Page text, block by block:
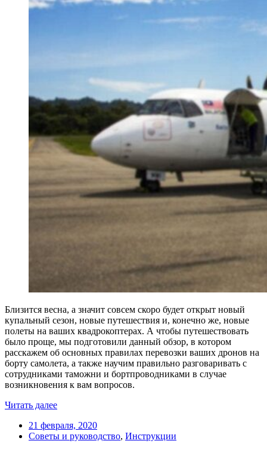
Близится весна, а значит совсем скоро будет открыт новый
купальный сезон, новые путешествия и, конечно же, новые
полеты на ваших квадрокоптерах. А чтобы путешествовать
было проще, мы подготовили данный обзор, в котором
расскажем об основных правилах перевозки ваших дронов на
борту самолета, а также научим правильно разговаривать с
сотрудниками таможни и бортпроводниками в случае
возникновения к вам вопросов.
Читать далее
21 февраля, 2020
Советы и руководство, Инструкции